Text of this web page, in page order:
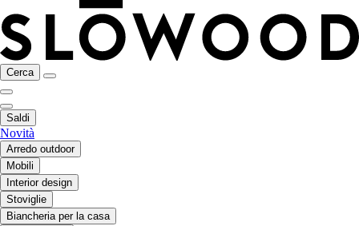
Cerca
Saldi
Novità
Arredo outdoor
Mobili
Interior design
Stoviglie
Biancheria per la casa